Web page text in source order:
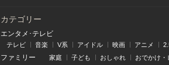
カテゴリー
エンタメ･テレビ
テレビ 音楽 V系 アイドル 映画 アニメ
ファミリー 家庭 子ども おしゃれ おでかけ・